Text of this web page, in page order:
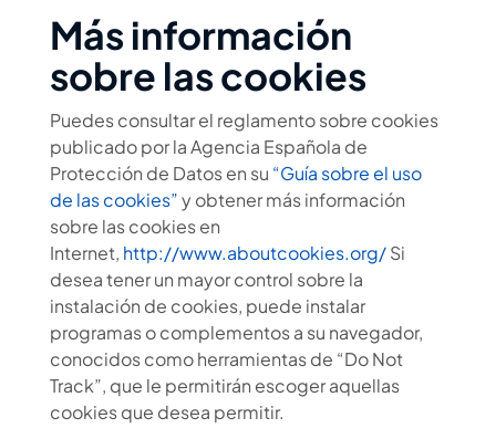
Más información
sobre las cookies
Puedes consultar el reglamento sobre cookies
publicado por la Agencia Española de
Protección de Datos en su “Guía sobre el uso
de las cookies”y obtener más información
sobre las cookies en
Internet, http://www.aboutcookies.org/Si
desea tener un mayor control sobre la
instalación de cookies, puede instalar
programas o complementos a su navegador,
conocidos como herramientas de “Do Not
Track”, que le permitirán escoger aquellas
cookies que desea permitir.